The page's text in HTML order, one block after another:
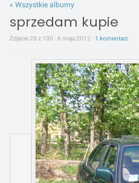
« Wszystkie albumy
sprzedam kupie
Zdjęcie 28 z 100 · 6 maja 2012 · 1 komentarz